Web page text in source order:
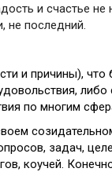
и счастье не
не последний.
и причины), что
либо
по многим
задач,
коучей.